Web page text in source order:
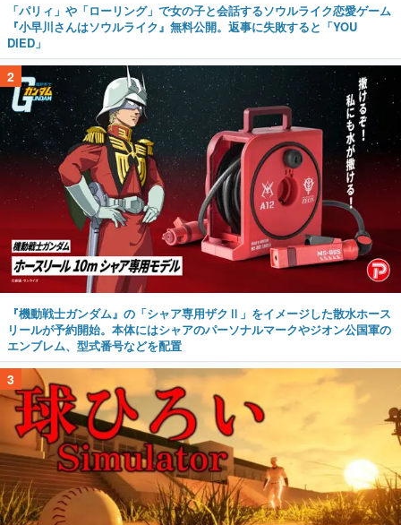
「パリィ」や「ローリング」で女の子と会話するソウルライク恋愛ゲーム
『小早川さんはソウルライク』無料公開。返事に失敗すると「YOU
DIED」
2
『機動戦士ガンダム』の「シャア専用ザクⅡ」をイメージした散水ホース
リールが予約開始。本体にはシャアのパーソナルマークやジオン公国軍の
エンブレム、型式番号などを配置
3